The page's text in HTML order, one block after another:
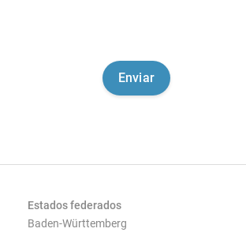
Estados federados
Baden-Württemberg